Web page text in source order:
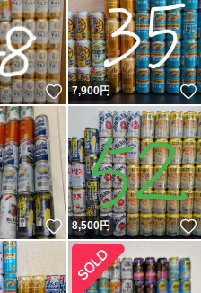
いいね！
7,900円
いいね！
8,500円